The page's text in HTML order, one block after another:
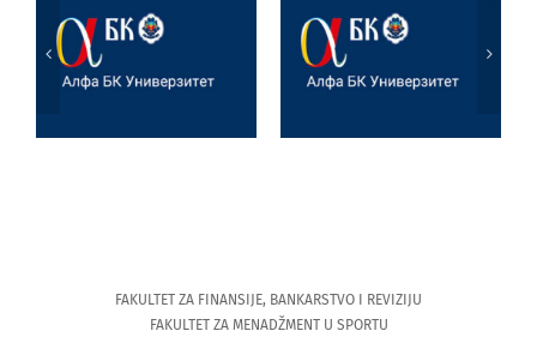
Jezik, književnost
i veštačka
Marijane
Joksimović
Univerzitetu u
FAKULTET ZA FINANSIJE, BANKARSTVO I REVIZIJU
FAKULTET ZA MENADŽMENT U SPORTU